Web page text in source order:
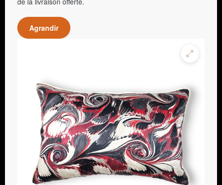
Agrandir